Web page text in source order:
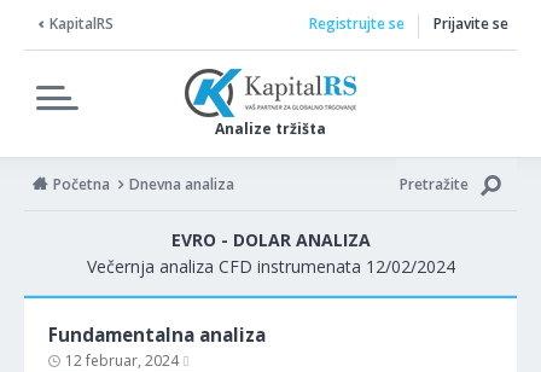
KapitalRS
Analize tržišta
Registrujte se Prijavite se
Početna Dnevna analiza Pretražite
EVRO - DOLAR ANALIZA
Večernja analiza CFD instrumenata 12/02/2024
Fundamentalna analiza
12 februar, 2024